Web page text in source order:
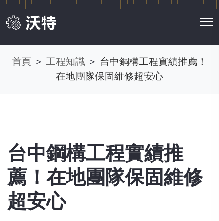
首頁 ＞ 工程知識 ＞ 台中鋼構工程實績推薦！
在地團隊保固維修超安心
台中鋼構工程實績推
薦！在地團隊保固維修
超安心